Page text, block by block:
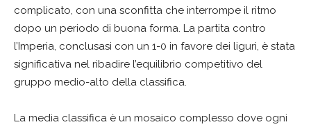
complicato, con una sconfitta che interrompe il ritmo
dopo un periodo di buona forma. La partita contro
l’Imperia, conclusasi con un 1-0 in favore dei liguri, è stata
significativa nel ribadire l’equilibrio competitivo del
gruppo medio-alto della classifica.
La media classifica è un mosaico complesso dove ogni